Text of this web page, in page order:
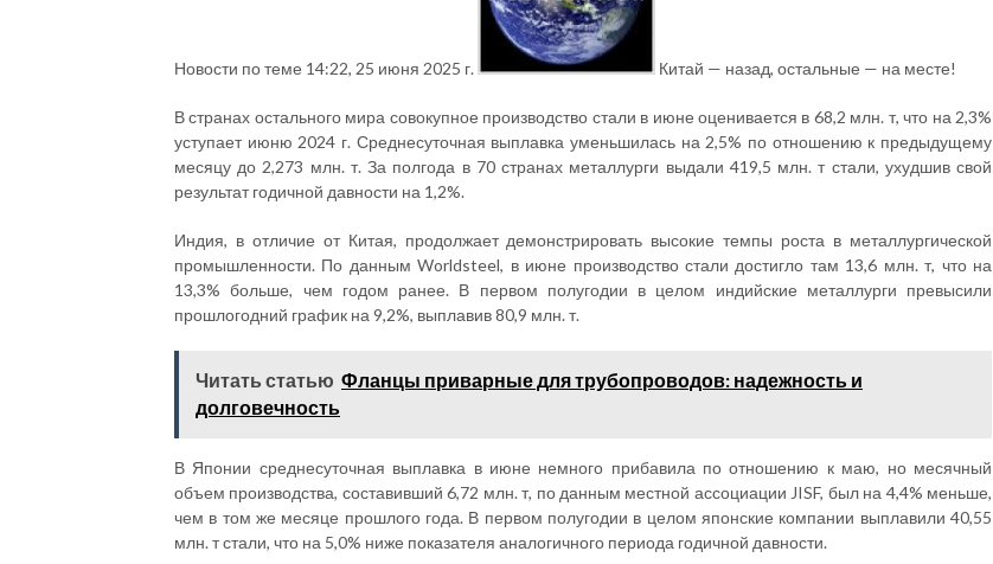
Новости по теме 14:22, 25 июня 2025 г. Китай — назад, остальные — на месте!
В странах остального мира совокупное производство стали в июне оценивается в 68,2 млн. т, что на 2,3%
уступает июню 2024 г. Среднесуточная выплавка уменьшилась на 2,5% по отношению к предыдущему
месяцу до 2,273 млн. т. За полгода в 70 странах металлурги выдали 419,5 млн. т стали, ухудшив свой
результат годичной давности на 1,2%.
Индия, в отличие от Китая, продолжает демонстрировать высокие темпы роста в металлургической
промышленности. По данным Worldsteel, в июне производство стали достигло там 13,6 млн. т, что на
13,3% больше, чем годом ранее. В первом полугодии в целом индийские металлурги превысили
прошлогодний график на 9,2%, выплавив 80,9 млн. т.
Читать статью Фланцы приварные для трубопроводов: надежность и
долговечность
В Японии среднесуточная выплавка в июне немного прибавила по отношению к маю, но месячный
объем производства, составивший 6,72 млн. т, по данным местной ассоциации JISF, был на 4,4% меньше,
чем в том же месяце прошлого года. В первом полугодии в целом японские компании выплавили 40,55
млн. т стали, что на 5,0% ниже показателя аналогичного периода годичной давности.